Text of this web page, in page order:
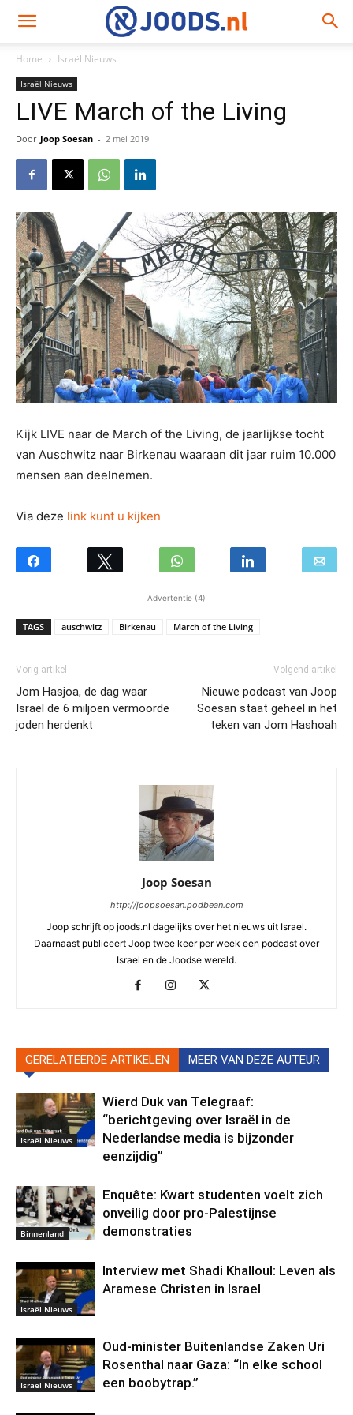
Home Israël Nieuws
Israël Nieuws
LIVE March of the Living
Door Joop Soesan - 2 mei 2019
Kijk LIVE naar de March of the Living, de jaarlijkse tocht
van Auschwitz naar Birkenau waaraan dit jaar ruim 10.000
mensen aan deelnemen.
Via deze link kunt u kijken
Advertentie (4)
TAGS auschwitz Birkenau March of the Living
Vorig artikel
Jom Hasjoa, de dag waar
Israel de 6 miljoen vermoorde
joden herdenkt
Volgend artikel
Nieuwe podcast van Joop
Soesan staat geheel in het
teken van Jom Hashoah
Joop Soesan
http://joopsoesan.podbean.com
Joop schrijft op joods.nl dagelijks over het nieuws uit Israel.
Daarnaast publiceert Joop twee keer per week een podcast over
Israel en de Joodse wereld.
GERELATEERDE ARTIKELEN MEER VAN DEZE AUTEUR
Israël Nieuws
Wierd Duk van Telegraaf:
“berichtgeving over Israël in de
Nederlandse media is bijzonder
eenzijdig”
Binnenland
Enquête: Kwart studenten voelt zich
onveilig door pro-Palestijnse
demonstraties
Israël Nieuws
Interview met Shadi Khalloul: Leven als
Aramese Christen in Israel
Israël Nieuws
Oud-minister Buitenlandse Zaken Uri
Rosenthal naar Gaza: “In elke school
een boobytrap.”